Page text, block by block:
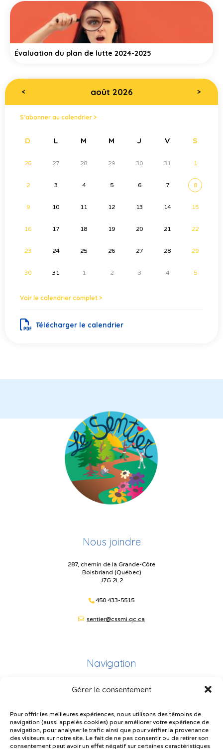
Gérer le consentement
Pour offrir les meilleures expériences, nous utilisons des témoins de
navigation (aussi appelés cookies) pour améliorer votre expérience de
navigation, pour analyser le trafic ainsi que pour vérifier la provenance
des visiteurs sur notre site. Le fait de ne pas consentir ou de retirer son
consentement peut avoir un effet négatif sur certaines caractéristiques
Évaluation du plan de lutte 2024-2025
< août 2026 >
S’abonner au calendrier >
D L M M J V S
26 27 28 29 30 31 1
2 3 4 5 6 7 8
9 10 11 12 13 14 15
16 17 18 19 20 21 22
23 24 25 26 27 28 29
30 31 1 2 3 4 5
Voir le calendrier complet >
Télécharger le calendrier
Nous joindre
287, chemin de la Grande-Côte
Boisbriand (Québec)
J7G 2L2
450 433-5515
sentier@cssmi.qc.ca
Navigation
Plan du site
Plainte – service à l’élève
Politique de confidentialité